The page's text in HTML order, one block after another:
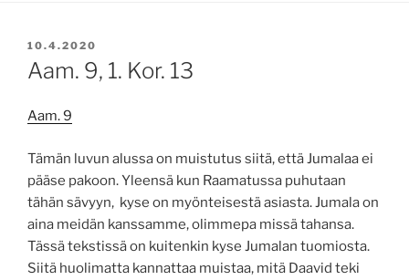
JULKAISTU
10.4.2020
Aam. 9, 1. Kor. 13
Aam. 9
Tämän luvun alussa on muistutus siitä, että Jumalaa ei
pääse pakoon. Yleensä kun Raamatussa puhutaan
tähän sävyyn, kyse on myönteisestä asiasta. Jumala on
aina meidän kanssamme, olimmepa missä tahansa.
Tässä tekstissä on kuitenkin kyse Jumalan tuomiosta.
Siitä huolimatta kannattaa muistaa, mitä Daavid teki